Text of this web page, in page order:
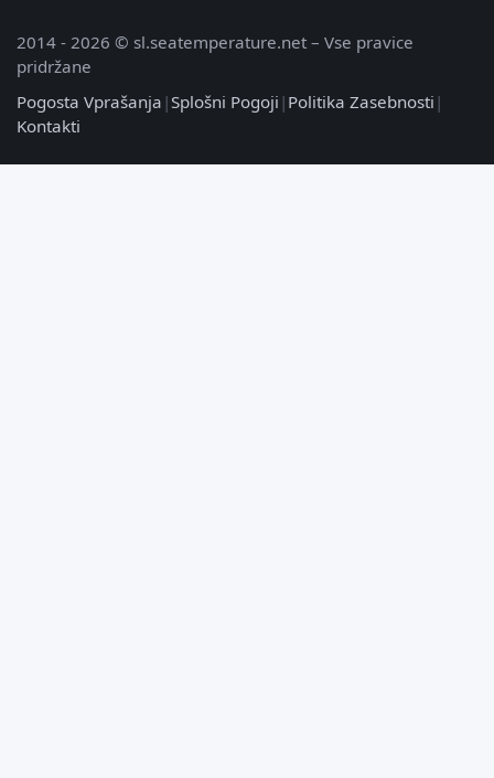
2014 - 2026 © sl.seatemperature.net – Vse pravice
pridržane
Pogosta Vprašanja | Splošni Pogoji | Politika Zasebnosti |
Kontakti